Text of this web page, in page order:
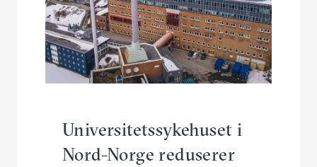
Univer­si­tets­syke­huset i
Nord-Norge reduserer